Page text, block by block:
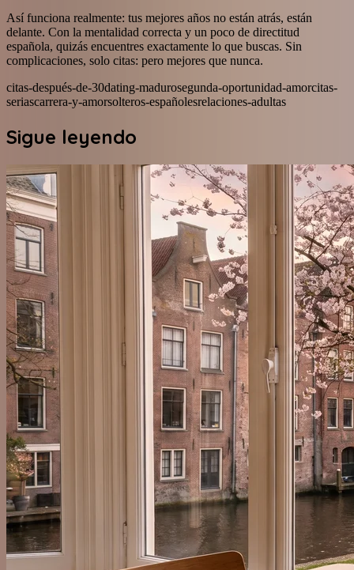
Así funciona realmente: tus mejores años no están atrás, están
delante. Con la mentalidad correcta y un poco de directitud
española, quizás encuentres exactamente lo que buscas. Sin
complicaciones, solo citas: pero mejores que nunca.
citas-después-de-30dating-madurosegunda-oportunidad-amorcitas-
seriascarrera-y-amorsolteros-españolesrelaciones-adultas
Sigue leyendo